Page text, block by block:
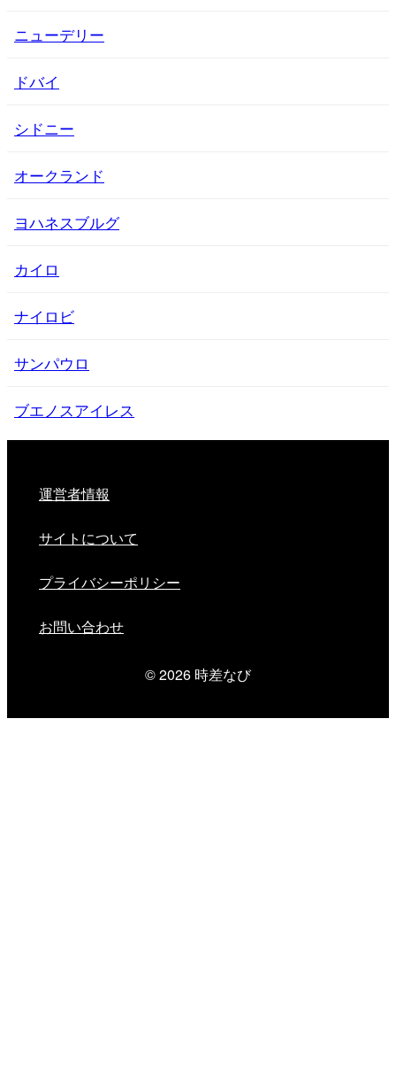
ニューデリー
ドバイ
シドニー
オークランド
ヨハネスブルグ
カイロ
ナイロビ
サンパウロ
ブエノスアイレス
運営者情報
サイトについて
プライバシーポリシー
お問い合わせ
© 2026 時差なび